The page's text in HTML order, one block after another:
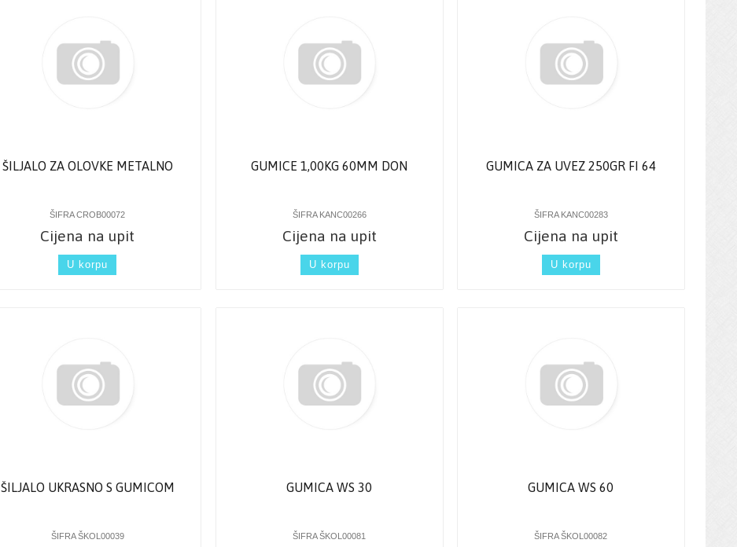
ŠILJALO ZA OLOVKE METALNO
ŠIFRA CROB00072
Cijena na upit
U korpu
GUMICE 1,00KG 60MM DON
ŠIFRA KANC00266
Cijena na upit
U korpu
GUMICA ZA UVEZ 250GR FI 64
ŠIFRA KANC00283
Cijena na upit
U korpu
ŠILJALO UKRASNO S GUMICOM
ŠIFRA ŠKOL00039
GUMICA WS 30
ŠIFRA ŠKOL00081
GUMICA WS 60
ŠIFRA ŠKOL00082